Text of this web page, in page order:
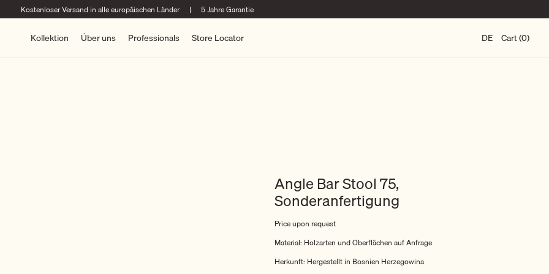
Kostenloser Versand in alle europäischen Länder | 5 Jahre Garantie
Kollektion Über uns Professionals Store Locator DE Cart (0)
Angle Bar Stool 75,
Sonderanfertigung
Price upon request
Material: Holzarten und Oberflächen auf Anfrage
Herkunft: Hergestellt in Bosnien Herzegowina